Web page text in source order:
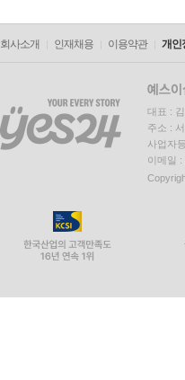
회사소개 인재채용 이용약관 개인
대표 :
주소 :
사업자
이메일